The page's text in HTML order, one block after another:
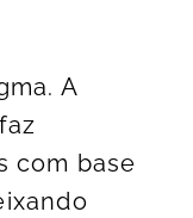
A
com base